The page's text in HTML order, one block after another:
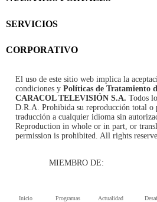
Inicio Programas Actualidad
SERVICIOS
CORPORATIVO
El uso de este sitio web implica la
condiciones y Políticas de Tratamiento
CARACOL TELEVISIÓN S.A. Todos
D.R.A. Prohibida su reproducción total o
traducción a cualquier idioma sin
Reproduction in whole or in part, or
permission is prohibited. All rights
MIEMBRO DE: